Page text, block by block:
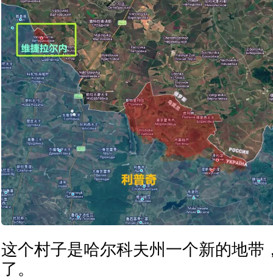
这个村子是哈尔科夫州一个新的地带
了。